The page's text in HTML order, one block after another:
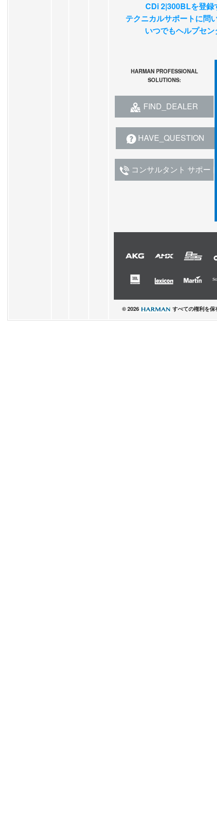
CDi 2|300BLを登録
テクニカルサポートに問
いつでもヘルプセン
HARMAN PROFESSIONAL
SOLUTIONS:
FIND_DEALER
HAVE_QUESTION
コンサルタント サポー
© 2026 すべての権利を